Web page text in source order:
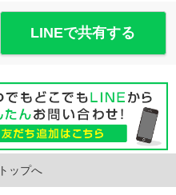
LINEで共有する
ップへ